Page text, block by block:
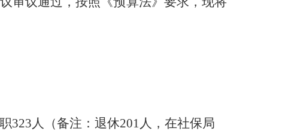
323人（备注：退休201人，在社保局